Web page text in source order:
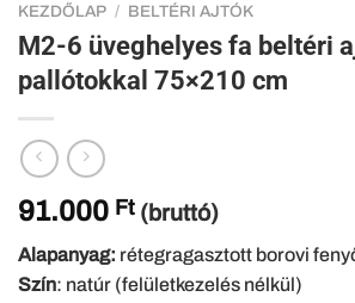
KEZDŐLAP / BELTÉRI AJTÓK
M2-6 üveghelyes fa beltéri
pallótokkal 75×210 cm
91.000 Ft (bruttó)
Alapanyag: rétegragasztott borovi
Szín: natúr (felületkezelés nélkül)